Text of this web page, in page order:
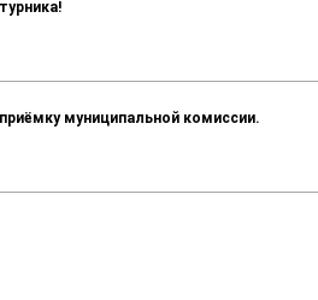
муниципальной комиссии.